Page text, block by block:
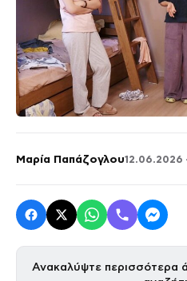
Μαρία Παπάζογλου12.06.2026
Ανακαλύψτε περισσότερα